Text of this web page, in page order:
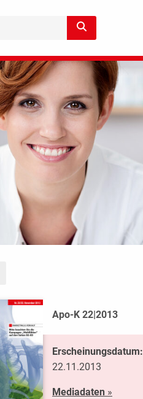
Apo-K 22|2013
Erscheinungsdatum:
22.11.2013
Mediadaten»